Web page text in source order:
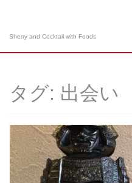
Sherry and Cocktail with Foods
タグ: 出会い